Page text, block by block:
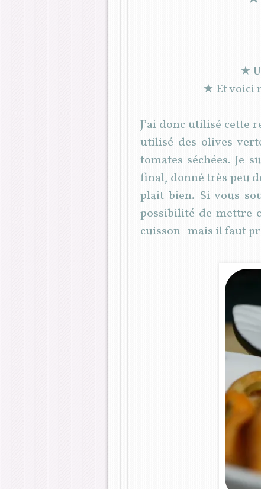
★
★ Et voici
J’ai donc utilisé cette
utilisé des olives
tomates séchées. Je
final, donné très peu
plait bien. Si vous
possibilité de mettre
cuisson -mais il faut